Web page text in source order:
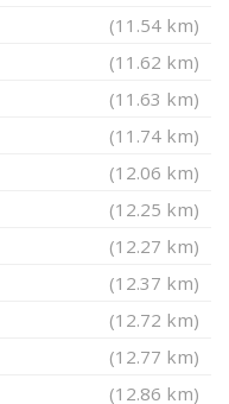
(11.54 km)
(11.62 km)
(11.63 km)
(11.74 km)
(12.06 km)
(12.25 km)
(12.27 km)
(12.37 km)
(12.72 km)
(12.77 km)
(12.86 km)